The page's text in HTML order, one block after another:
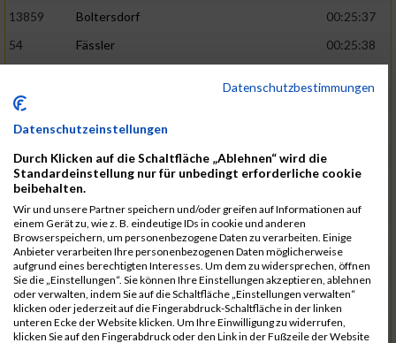
13859
Boltersdorf
00:25:37
54
Fässler
00:25:38
13253
2317
Golbar
5561
Lück
00:25:38
12006
Laudien
9273
Nicotra
00:25:38
7717
Lades
00:25:38
15581
Adamczak
00:25:38
3162
Heilig
00:25:39
3107
Schork 00:25:40
Datenschutzbestimmungen
Datenschutzeinstellungen
Durch Klicken auf die Schaltfläche „Ablehnen“ wird die
Standardeinstellung nur für unbedingt erforderliche cookie
beibehalten.
Wir und unsere Partner speichern und/oder greifen auf Informationen auf
einem Gerät zu, wie z. B. eindeutige IDs in cookie und anderen
Browserspeichern, um personenbezogene Daten zu verarbeiten. Einige
Anbieter verarbeiten Ihre personenbezogenen Daten möglicherweise
aufgrund eines berechtigten Interesses. Um dem zu widersprechen, öffnen
Sie die „Einstellungen“. Sie können Ihre Einstellungen akzeptieren, ablehnen
oder verwalten, indem Sie auf die Schaltfläche „Einstellungen verwalten“
klicken oder jederzeit auf die Fingerabdruck-Schaltfläche in der linken
unteren Ecke der Website klicken. Um Ihre Einwilligung zu widerrufen,
klicken Sie auf den Fingerabdruck oder den Link in der Fußzeile der Website